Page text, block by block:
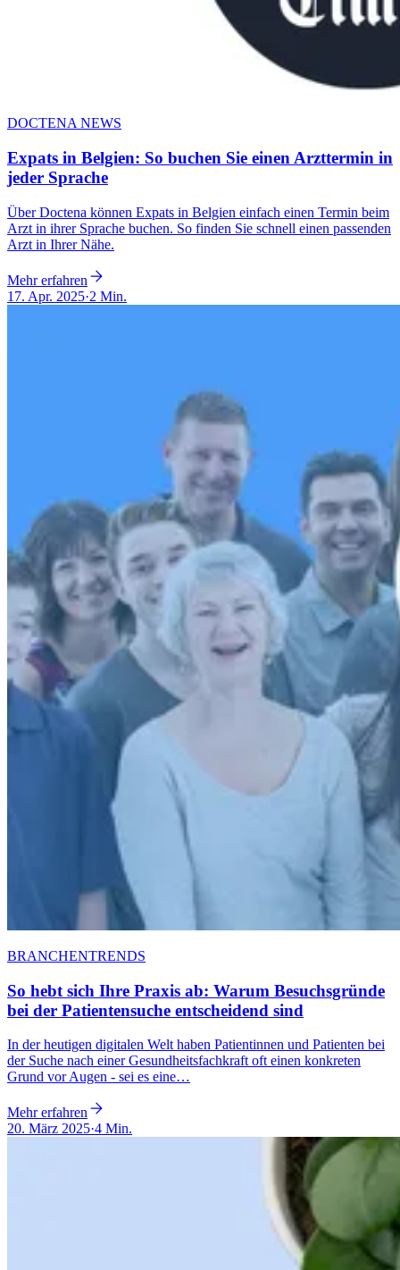
DOCTENA NEWS
Expats in Belgien: So buchen Sie einen Arzttermin in
jeder Sprache
Über Doctena können Expats in Belgien einfach einen Termin beim
Arzt in ihrer Sprache buchen. So finden Sie schnell einen passenden
Arzt in Ihrer Nähe.
Mehr erfahren
17. Apr. 2025·2 Min.
BRANCHENTRENDS
So hebt sich Ihre Praxis ab: Warum Besuchsgründe
bei der Patientensuche entscheidend sind
In der heutigen digitalen Welt haben Patientinnen und Patienten bei
der Suche nach einer Gesundheitsfachkraft oft einen konkreten
Grund vor Augen - sei es eine…
Mehr erfahren
20. März 2025·4 Min.